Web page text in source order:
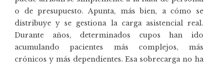
o de presupuesto. Apunta, más bien, a cómo se
distribuye y se gestiona la carga asistencial real.
Durante años, determinados cupos han ido
acumulando pacientes más complejos, más
crónicos y más dependientes. Esa sobrecarga no ha